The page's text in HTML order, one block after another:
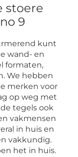
stoere
9
kunt
wand- en
formaten,
We hebben
merken voor
op weg met
tegels ook
vakmensen
in huis en
vakkundig.
het in huis.